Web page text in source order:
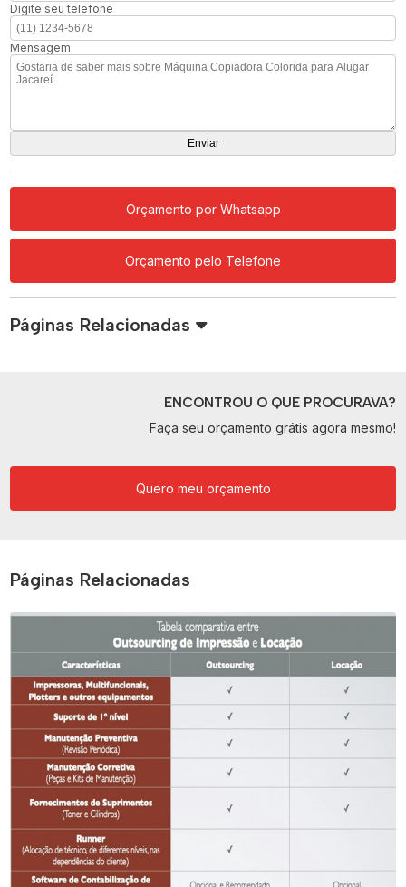
Digite seu telefone
Mensagem
Orçamento por Whatsapp
Orçamento pelo Telefone
Páginas Relacionadas
ENCONTROU O QUE PROCURAVA?
Faça seu orçamento grátis agora mesmo!
Quero meu orçamento
Páginas Relacionadas